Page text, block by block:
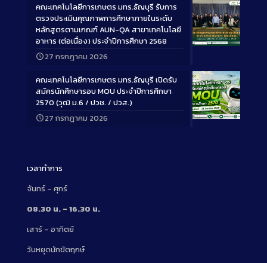
Long
คณะเทคโนโลยีการเกษตร มทร.ธัญบุรี รับการ
ตรวจประเมินคุณภาพการศึกษาภายในระดับ
หลักสูตรตามเกณฑ์ AUN-QA สาขาเทคโนโลยี
อาหาร (ต่อเนื่อง) ประจำปีการศึกษา 2568
27 กรกฎาคม 2026
Long
คณะเทคโนโลยีการเกษตร มทร.ธัญบุรี เปิดรับ
สมัครนักศึกษารอบ MOU ประจำปีการศึกษา
2570 (วุฒิ ม.6 / ปวช. / ปวส.)
27 กรกฎาคม 2026
เวลาทำการ
จันทร์ – ศุกร์
08.30 น. – 16.30 น.
เสาร์ – อาทิตย์
วันหยุดนักขัตฤกษ์